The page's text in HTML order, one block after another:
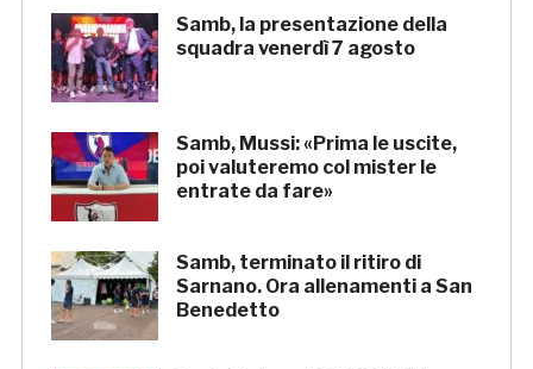
Samb, la presentazione della
squadra venerdì 7 agosto
Samb, Mussi: «Prima le uscite,
poi valuteremo col mister le
entrate da fare»
Samb, terminato il ritiro di
Sarnano. Ora allenamenti a San
Benedetto